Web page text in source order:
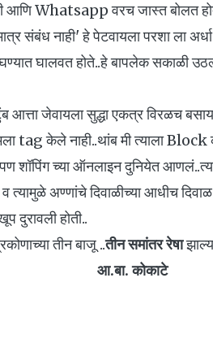
आणि Whatsapp वरच जास्त बोलत
संबंध नाही' हे पेटवायला परशा ला
घालवत होते..हे बापलेक सकाळी
जेवायला सुद्धा एकत्र विरळच
tag केले नाही..थांब मी त्याला
शॉपिंग च्या ऑनलाइन दुनियेत
व त्यामुळे अण्णांचे दिवाळीच्या आधीच
दुरावली होती..
तीन बाजू ..तीन समांतर रेषा
आ.बा. कोकाटे